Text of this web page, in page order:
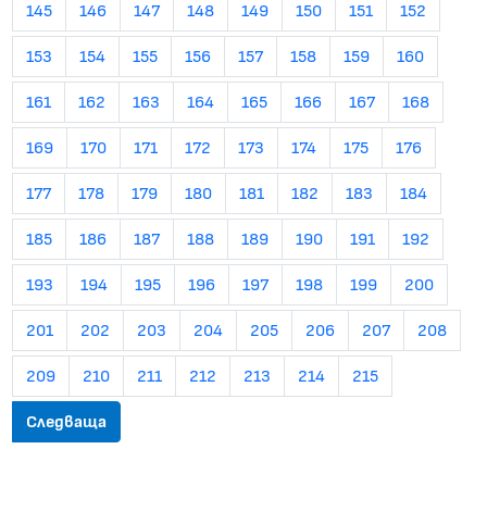
145 146 147 148 149 150 151 152
153 154 155 156 157 158 159 160
161 162 163 164 165 166 167 168
169 170 171 172 173 174 175 176
177 178 179 180 181 182 183 184
185 186 187 188 189 190 191 192
193 194 195 196 197 198 199 200
201 202 203 204 205 206 207 208
209 210 211 212 213 214 215
Следваща